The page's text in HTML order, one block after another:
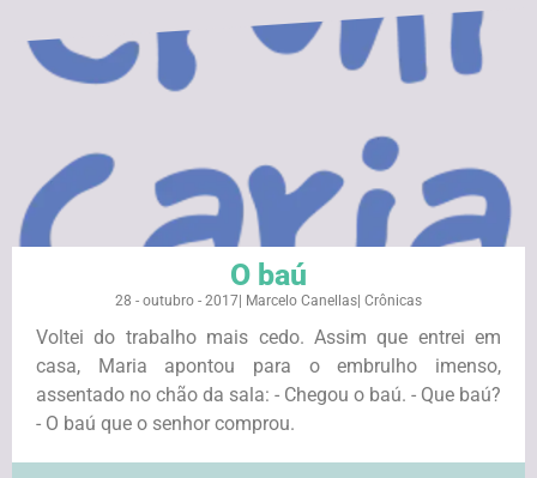
O baú
28 - outubro - 2017 Marcelo Canellas Crônicas
Voltei do trabalho mais cedo. Assim que entrei em
casa, Maria apontou para o embrulho imenso,
assentado no chão da sala: - Chegou o baú. - Que baú?
- O baú que o senhor comprou.